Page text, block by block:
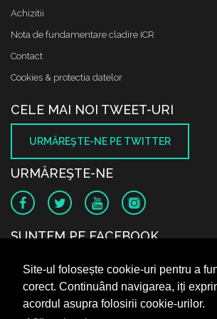
Site-ul folosește cookie-uri pentru a
corect. Continuând navigarea, iți
acordul asupra folosirii cookie-urilor.
Achizitii
Nota de fundamentare cladire ICR
Contact
Cookies & protectia datelor
CELE MAI NOI TWEET-URI
URMĂREŞTE-NE PE TWITTER
URMĂREŞTE-NE
SUNTEM PE FACEBOOK